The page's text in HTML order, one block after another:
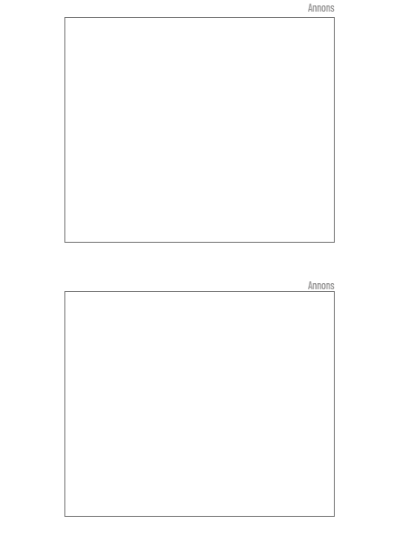
Annons
Annons